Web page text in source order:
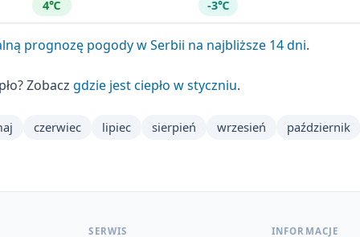
4℃ -3℃
prognozę pogody w Serbii na najbliższe 14 dni.
Zobacz gdzie jest ciepło w styczniu.
czerwiec lipiec sierpień wrzesień październik
SERWIS INFORMACJE